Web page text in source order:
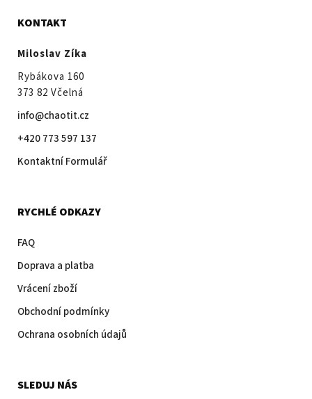
KONTAKT
Miloslav Zíka
Rybákova 160
373 82 Včelná
info@chaotit.cz
+420 773 597 137
Kontaktní Formulář
RYCHLÉ ODKAZY
FAQ
Doprava a platba
Vrácení zboží
Obchodní podmínky
Ochrana osobních údajů
SLEDUJ NÁS